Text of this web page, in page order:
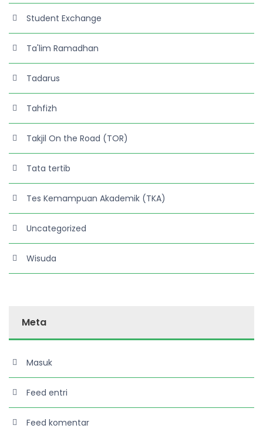
Student Exchange
Ta'lim Ramadhan
Tadarus
Tahfizh
Takjil On the Road (TOR)
Tata tertib
Tes Kemampuan Akademik (TKA)
Uncategorized
Wisuda
Meta
Masuk
Feed entri
Feed komentar